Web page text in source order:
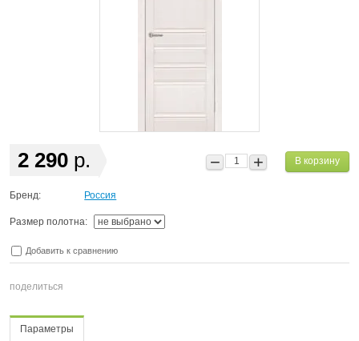
2 290 р. В корзину
Бренд: Россия
Размер полотна:
Добавить к сравнению
поделиться
Параметры